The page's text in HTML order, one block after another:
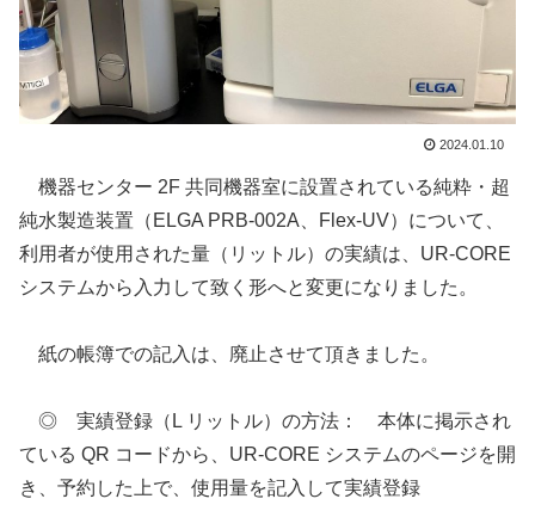
2024.01.10
機器センター 2F 共同機器室に設置されている純粋・超
純水製造装置（ELGA PRB-002A、Flex-UV）について、
利用者が使用された量（リットル）の実績は、UR-CORE
システムから入力して致く形へと変更になりました。
紙の帳簿での記入は、廃止させて頂きました。
◎ 実績登録（L リットル）の方法： 本体に掲示され
ている QR コードから、UR-CORE システムのページを開
き、予約した上で、使用量を記入して実績登録